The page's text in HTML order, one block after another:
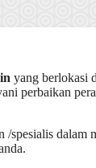
yang berlokasi
perbaikan
spesialis dalam